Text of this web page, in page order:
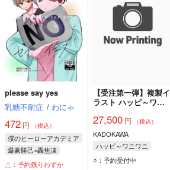
please say yes
乳糖不耐症 / わにゃ
472 円 （税込）
僕のヒーローアカデミア
爆豪勝己×轟焦凍
爆豪勝己
轟焦凍
△：予約残りわずか
【受注第一弾】複製イ
ラスト ハッピ～ワニ
デレ少尉』（BLコミ
ックフェア2026）
27,500 円 （税込）
KADOKAWA
ハッピ～ワニワニ
○：予約受付中